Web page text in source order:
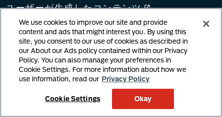
ユーザーが生成したコンテンツ
クッキーポリシー
サプライチェーン法
We use cookies to improve our site and provide
content and ads that might interest you. By using this
site, you consent to our use of cookies as described in
our About our Ads policy contained within our Privacy
Policy. You can also manage your preferences in
Cookie Settings. For more information about how we
use information, read our Privacy Policy
Cookie Settings Okay